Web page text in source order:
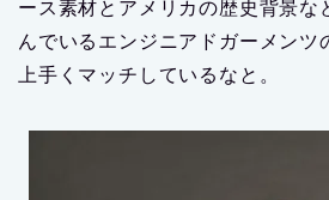
ース素材とアメリカの歴史背景な
んでいるエンジニアドガーメンツ
上手くマッチしているなと。